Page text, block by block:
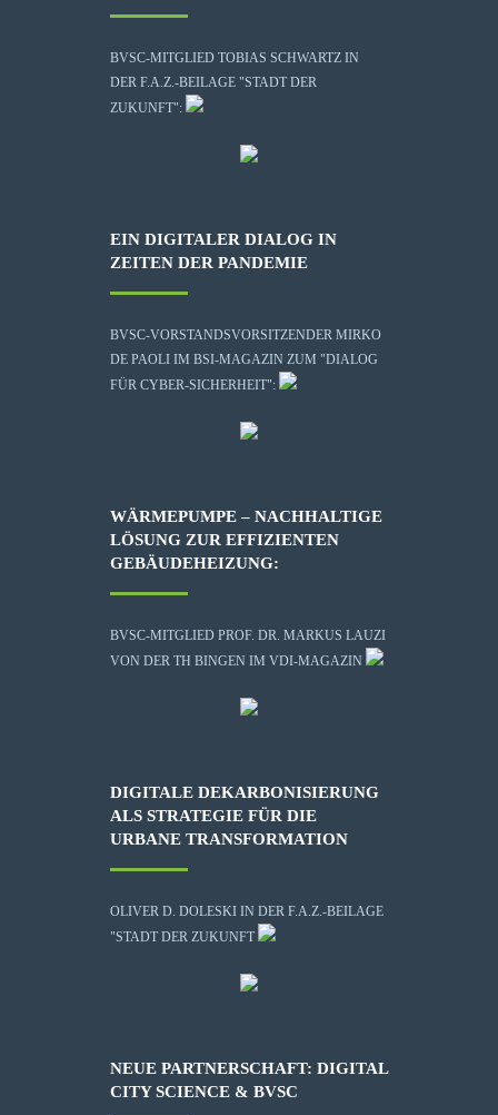
BVSC-MITGLIED TOBIAS SCHWARTZ IN
DER F.A.Z.-BEILAGE "STADT DER
ZUKUNFT":
EIN DIGITALER DIALOG IN
ZEITEN DER PANDEMIE
BVSC-VORSTANDSVORSITZENDER MIRKO
DE PAOLI IM BSI-MAGAZIN ZUM "DIALOG
FÜR CYBER-SICHERHEIT":
WÄRMEPUMPE – NACHHALTIGE
LÖSUNG ZUR EFFIZIENTEN
GEBÄUDEHEIZUNG:
BVSC-MITGLIED PROF. DR. MARKUS LAUZI
VON DER TH BINGEN IM VDI-MAGAZIN
DIGITALE DEKARBONISIERUNG
ALS STRATEGIE FÜR DIE
URBANE TRANSFORMATION
OLIVER D. DOLESKI IN DER F.A.Z.-BEILAGE
"STADT DER ZUKUNFT
NEUE PARTNERSCHAFT: DIGITAL
CITY SCIENCE & BVSC